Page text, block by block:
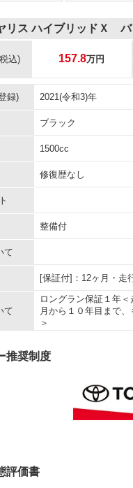
リス ハイブリッドＸ
込) 157.8万円
録) 2021(令和3)年
ブラック
1500cc
修復歴なし
整備付
て
[保証付]：12ヶ月・走
て
ロングラン保証１年
月から１０年目まで
＞
推奨制度
評価書